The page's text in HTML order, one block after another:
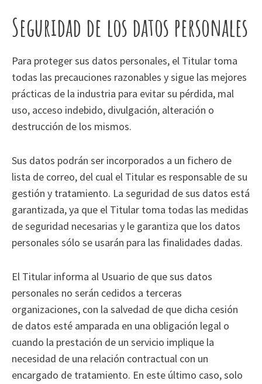
Seguridad de los datos personales
Para proteger sus datos personales, el Titular toma
todas las precauciones razonables y sigue las mejores
prácticas de la industria para evitar su pérdida, mal
uso, acceso indebido, divulgación, alteración o
destrucción de los mismos.
Sus datos podrán ser incorporados a un fichero de
lista de correo, del cual el Titular es responsable de su
gestión y tratamiento. La seguridad de sus datos está
garantizada, ya que el Titular toma todas las medidas
de seguridad necesarias y le garantiza que los datos
personales sólo se usarán para las finalidades dadas.
El Titular informa al Usuario de que sus datos
personales no serán cedidos a terceras
organizaciones, con la salvedad de que dicha cesión
de datos esté amparada en una obligación legal o
cuando la prestación de un servicio implique la
necesidad de una relación contractual con un
encargado de tratamiento. En este último caso, solo